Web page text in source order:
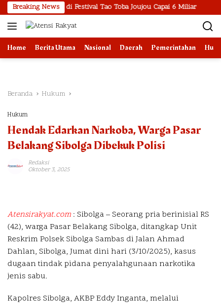
Langsung
ke
konten
Breaking News
UMKM di Festival Tao Toba Joujou Capai 6 Miliar
Home Berita Utama Nasional Daerah Pemerintahan
Beranda Hukum
Hukum
Hendak Edarkan Narkoba, Warga Pasar
Belakang Sibolga Dibekuk Polisi
Redaksi
Oktober 3, 2025
Atensirakyat.com : Sibolga – Seorang pria berinisial RS
(42), warga Pasar Belakang Sibolga, ditangkap Unit
Reskrim Polsek Sibolga Sambas di Jalan Ahmad
Dahlan, Sibolga, Jumat dini hari (3/10/2025), kasus
dugaan tindak pidana penyalahgunaan narkotika
jenis sabu.
Kapolres Sibolga, AKBP Eddy Inganta, melalui